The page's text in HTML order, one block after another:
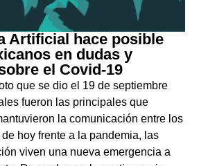
Artificial hace posible
en dudas y
el Covid-19
que se dio el 19 de septiembre
fueron las principales que
la comunicación entre los
hoy frente a la pandemia, las
viven una nueva emergencia a